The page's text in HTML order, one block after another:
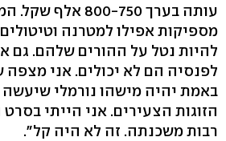
עותה בערך 800-750
מספיקות אפילו למטרנה
להיות נטל על ההורים שלהם. גם
לפנסיה הם לא יכולים. אני
באמת יהיה מישהו נורמלי
הזוגות הצעירים. אני הייתי
רבות משכנתה. זה לא היה קל".